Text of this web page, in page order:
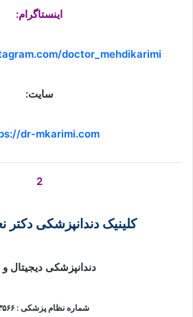
اینستاگرام:
doctor_mehdikarimi
سایت:
dr-mkarimi.com/
2
کلینیک دندانپزشکی دکتر
دندانپزشکی دیجیتال و‌
شماره نظام پزشکی : ۱۴۳۵۶۶